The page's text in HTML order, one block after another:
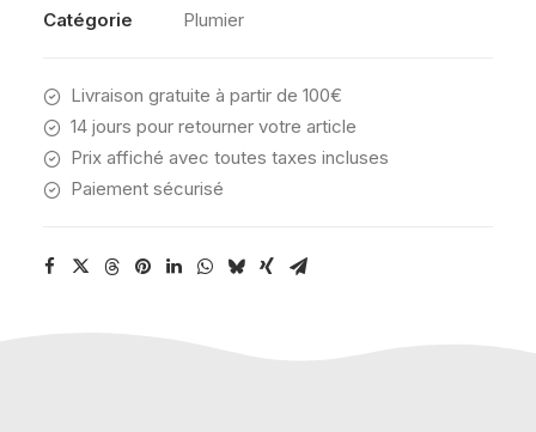
Catégorie Plumier
Livraison gratuite à partir de 100€
14 jours pour retourner votre article
Prix affiché avec toutes taxes incluses
Paiement sécurisé